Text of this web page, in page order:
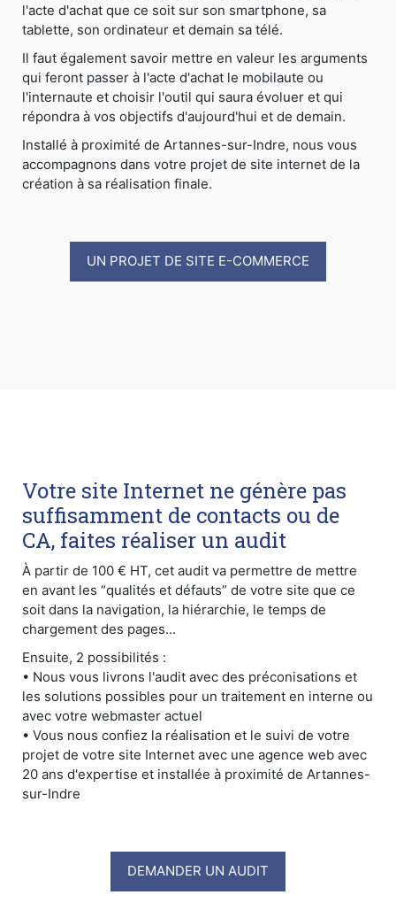
l'acte d'achat que ce soit sur son smartphone, sa
tablette, son ordinateur et demain sa télé.
Il faut également savoir mettre en valeur les arguments
qui feront passer à l'acte d'achat le mobilaute ou
l'internaute et choisir l'outil qui saura évoluer et qui
répondra à vos objectifs d'aujourd'hui et de demain.
Installé à proximité de Artannes-sur-Indre, nous vous
accompagnons dans votre projet de site internet de la
création à sa réalisation finale.
UN PROJET DE SITE E-COMMERCE
Votre site Internet ne génère pas
suffisamment de contacts ou de
CA, faites réaliser un audit
À partir de 100 € HT, cet audit va permettre de mettre
en avant les “qualités et défauts” de votre site que ce
soit dans la navigation, la hiérarchie, le temps de
chargement des pages...
Ensuite, 2 possibilités :
• Nous vous livrons l'audit avec des préconisations et
les solutions possibles pour un traitement en interne ou
avec votre webmaster actuel
• Vous nous confiez la réalisation et le suivi de votre
projet de votre site Internet avec une agence web avec
20 ans d'expertise et installée à proximité de Artannes-
sur-Indre
DEMANDER UN AUDIT